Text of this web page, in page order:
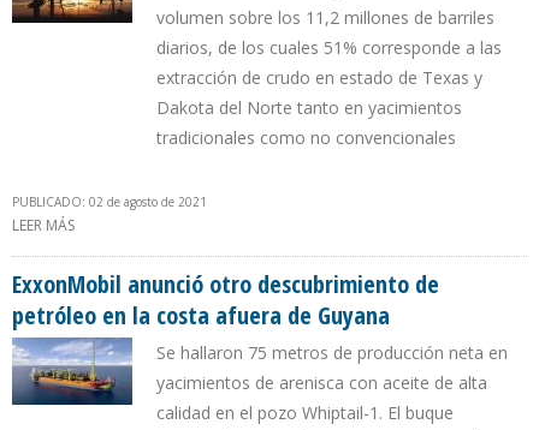
volumen sobre los 11,2 millones de barriles
diarios, de los cuales 51% corresponde a las
extracción de crudo en estado de Texas y
Dakota del Norte tanto en yacimientos
tradicionales como no convencionales
PUBLICADO: 02 de agosto de 2021
LEER MÁS
ExxonMobil anunció otro descubrimiento de
petróleo en la costa afuera de Guyana
Se hallaron 75 metros de producción neta en
yacimientos de arenisca con aceite de alta
calidad en el pozo Whiptail-1. El buque